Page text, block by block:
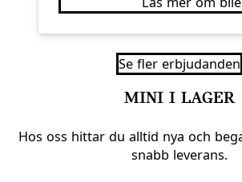
Se fler erbjudanden
MINI I LAGER
Hos oss hittar du alltid nya och
snabb leverans.